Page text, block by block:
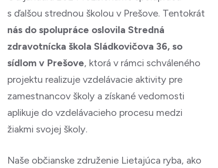
s ďalšou strednou školou v Prešove. Tentokrát
nás do spolupráce oslovila Stredná
zdravotnícka škola Sládkovičova 36, so
sídlom v Prešove, ktorá v rámci schváleného
projektu realizuje vzdelávacie aktivity pre
zamestnancov školy a získané vedomosti
aplikuje do vzdelávacieho procesu medzi
žiakmi svojej školy.
Naše občianske združenie Lietajúca ryba, ako